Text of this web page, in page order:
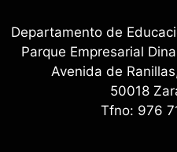
Departamento de
Parque Empresarial
Avenida de
50018
Tfno: 976